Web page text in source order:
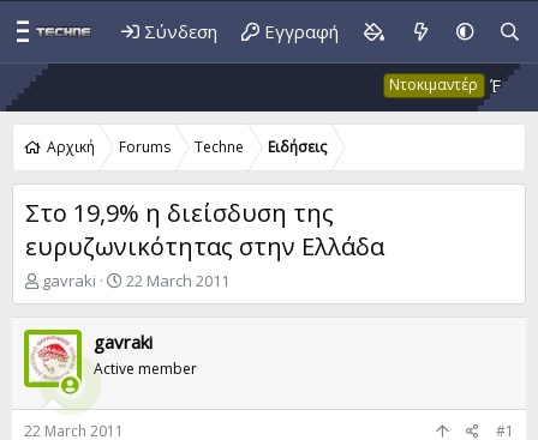
Σύνδεση Εγγραφή
Ντοκιμαντέρ Έκτακτο
Αρχική Forums Techne Ειδήσεις
Στο 19,9% η διείσδυση της
ευρυζωνικότητας στην Ελλάδα
T
h
e
a
d
s
gavraki
S
t
r
t
a
22 March 2011
gavraki
Active member
22 March 2011 #1